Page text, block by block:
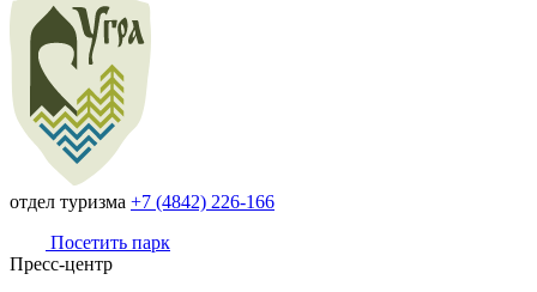
отдел туризма +7 (4842) 226-166
Посетить парк
Пресс-центр